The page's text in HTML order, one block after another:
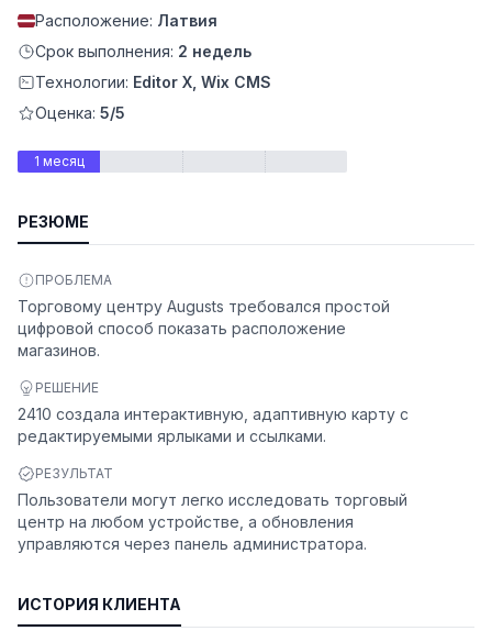
Расположение: Латвия
Срок выполнения: 2 недель
Технологии: Editor X, Wix CMS
Оценка: 5/5
1 месяц
РЕЗЮМЕ
ПРОБЛЕМА
Торговому центру Augusts требовался простой
цифровой способ показать расположение
магазинов.
РЕШЕНИЕ
2410 создала интерактивную, адаптивную карту с
редактируемыми ярлыками и ссылками.
РЕЗУЛЬТАТ
Пользователи могут легко исследовать торговый
центр на любом устройстве, а обновления
управляются через панель администратора.
ИСТОРИЯ КЛИЕНТА